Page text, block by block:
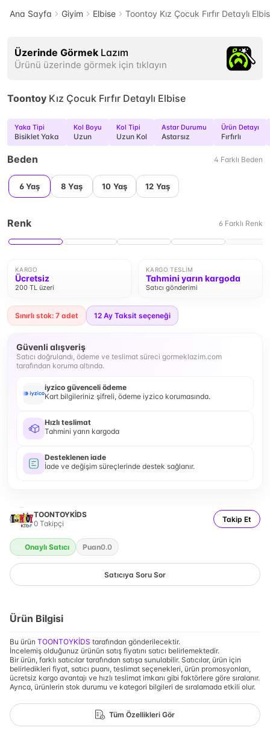
Ana Sayfa Giyim Elbise Toontoy Kız Çocuk Fırfır Detaylı
Üzerinde Görmek Lazım
Ürünü üzerinde görmek için tıklayın
Toontoy Kız Çocuk Fırfır Detaylı Elbise
Yaka Tipi
Bisiklet Yaka
Kol Boyu
Uzun
Kol Tipi
Uzun Kol
Astar Durumu
Astarsız
Ürün Detayı
Fırfırlı
Beden 4 Farklı Beden
6 Yaş 8 Yaş 10 Yaş 12 Yaş
Renk 6 Farklı Renk
KARGO
Ücretsiz
200 TL üzeri
KARGO TESLIM
Tahmini yarın kargoda
Satıcı gönderimi
Sınırlı stok: 7 adet 12 Ay Taksit seçeneği
Güvenli alışveriş
Satıcı doğrulandı, ödeme ve teslimat süreci gormeklazim.com
tarafından koruma altında.
iyzico güvenceli ödeme
Kart bilgileriniz şifreli, ödeme iyzico korumasında.
Hızlı teslimat
Tahmini yarın kargoda
Desteklenen iade
İade ve değişim süreçlerinde destek sağlanır.
TOONTOYKİDS
0 Takipçi Takip Et
Onaylı Satıcı Puan0.0
Satıcıya Soru Sor
Ürün Bilgisi
Bu ürün TOONTOYKİDS tarafından gönderilecektir.
İncelemiş olduğunuz ürünün satış fiyatını satıcı belirlemektedir.
Bir ürün, farklı satıcılar tarafından satışa sunulabilir. Satıcılar, ürün için
belirledikleri fiyat, satıcı puanı, teslimat seçenekleri, ürün promosyonları,
ücretsiz kargo avantajı ve hızlı teslimat imkanı gibi faktörlere göre sıralanır.
Ayrıca, ürünlerin stok durumu ve kategori bilgileri de sıralamada etkili olur.
Tüm Özellikleri Gör